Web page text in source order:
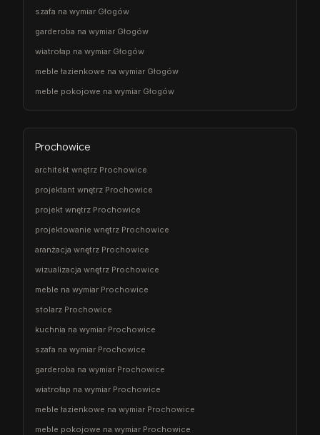
szafa na wymiar Głogów
garderoba na wymiar Głogów
wiatrołap na wymiar Głogów
meble łazienkowe na wymiar Głogów
meble pokojowe na wymiar Głogów
Prochowice
architekt wnętrz Prochowice
projektant wnętrz Prochowice
projekt wnętrz Prochowice
projektowanie wnętrz Prochowice
aranżacja wnętrz Prochowice
wizualizacja wnętrz Prochowice
meble na wymiar Prochowice
stolarz Prochowice
kuchnia na wymiar Prochowice
szafa na wymiar Prochowice
garderoba na wymiar Prochowice
wiatrołap na wymiar Prochowice
meble łazienkowe na wymiar Prochowice
meble pokojowe na wymiar Prochowice